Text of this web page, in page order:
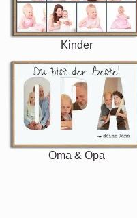
Kinder
Oma & Opa